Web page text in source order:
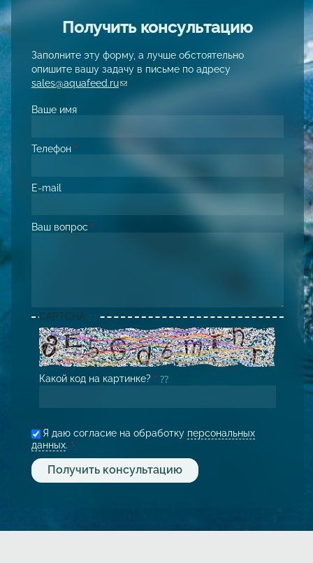
Получить консультацию
Заполните эту форму, а лучше обстоятельно
опишите вашу задачу в письме по адресу
sales@aquafeed.ru(link sends e-mail)
Ваше имя
Телефон *
E-mail
Ваш вопрос *
CAPTCHA
Какой код на картинке? *
Я даю согласие на обработку персональных
данных. *